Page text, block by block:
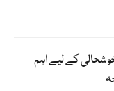
کے لیے اہم